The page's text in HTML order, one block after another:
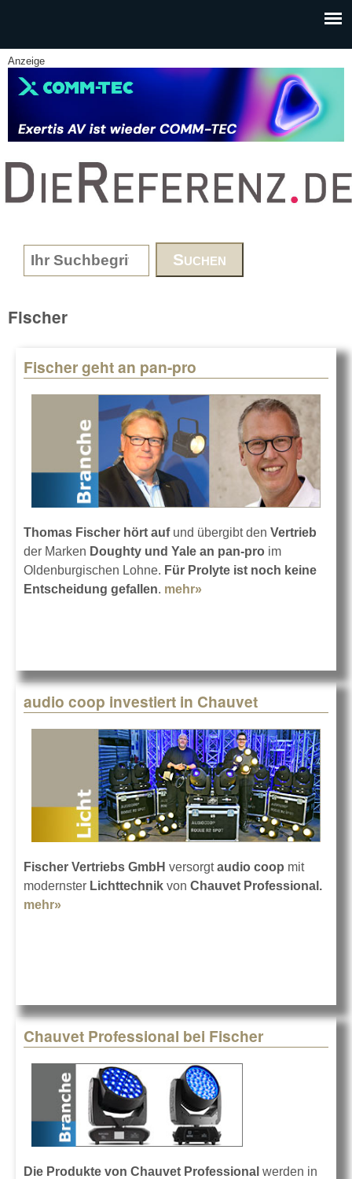
Anzeige
www.DieReferenz.de
Search form
Fischer
Fischer geht an pan-pro
Thomas Fischer hört aufund übergibt den Vertrieb
der Marken Doughty und Yale an pan-pro im
Oldenburgischen Lohne. Für Prolyte ist noch keine
Entscheidung gefallen. mehr»
audio coop investiert in Chauvet
Fischer Vertriebs GmbH versorgtaudio coop mit
modernster Lichttechnik von Chauvet Professional.
mehr»
Chauvet Professional bei Fischer
Die Produkte von Chauvet Professional werden in